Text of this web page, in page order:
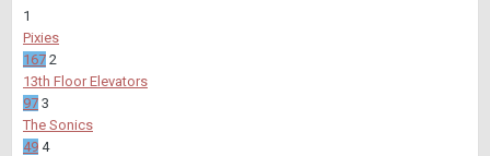
1
Pixies
167 2
13th Floor Elevators
97 3
The Sonics
49 4